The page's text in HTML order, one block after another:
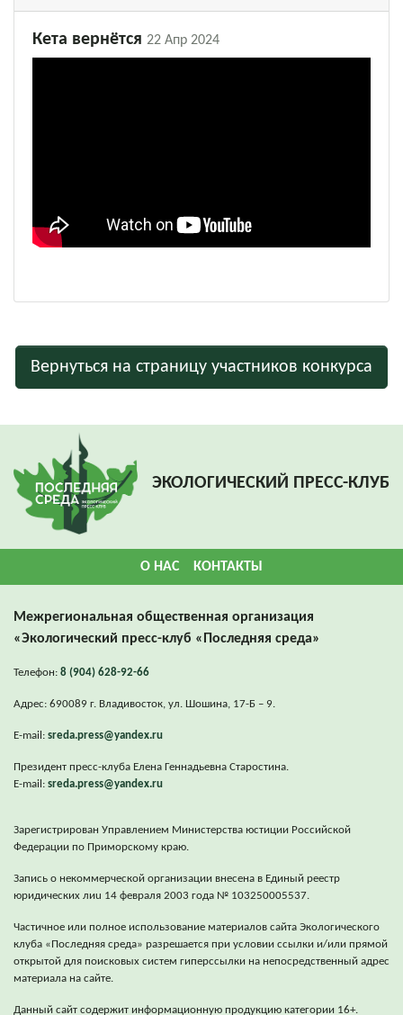
Кета вернётся 22 Апр 2024
Вернуться на страницу участников конкурса
ЭКОЛОГИЧЕСКИЙ ПРЕСС-КЛУБ
О НАС КОНТАКТЫ
Межрегиональная общественная организация
«Экологический пресс-клуб «Последняя среда»
Телефон: 8 (904) 628-92-66
Адрес: 690089 г. Владивосток, ул. Шошина, 17-Б – 9.
E-mail: sreda.press@yandex.ru
Президент пресс-клуба Елена Геннадьевна Старостина.
E-mail: sreda.press@yandex.ru
Зарегистрирован Управлением Министерства юстиции Российской
Федерации по Приморскому краю.
Запись о некоммерческой организации внесена в Единый реестр
юридических лиu 14 февраля 2003 года № 103250005537.
Частичное или полное использование материалов сайта Экологического
клуба «Последняя среда» разрешается при условии ссылки и/или прямой
открытой для поисковых систем гиперссылки на непосредственный адрес
материала на сайте.
Данный сайт содержит информационную продукцию категории 16+.